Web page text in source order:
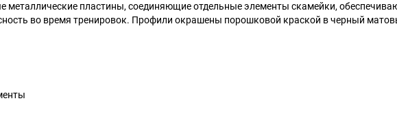
металлические пластины, соединяющие отдельные элементы скамейки,
во время тренировок. Профили окрашены порошковой краской в черный